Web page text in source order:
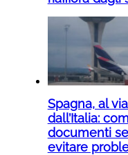
Spagna, al
dall’Italia:
documenti
evitare